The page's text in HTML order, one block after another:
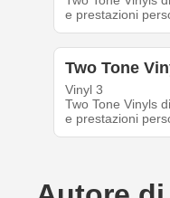
e prestazioni
Two Tone
Vinyl 3
Two Tone Vinyls
e prestazioni